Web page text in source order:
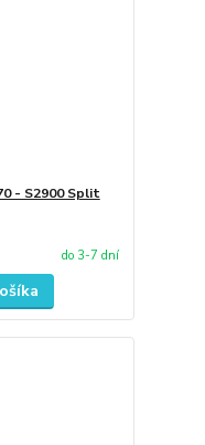
- S2900 Split
do 3-7 dní